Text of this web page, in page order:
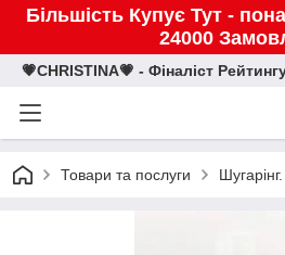
Більшість Купує Тут -
24000
💗CHRISTINA💗 - Фіналіст
Товари та послуги